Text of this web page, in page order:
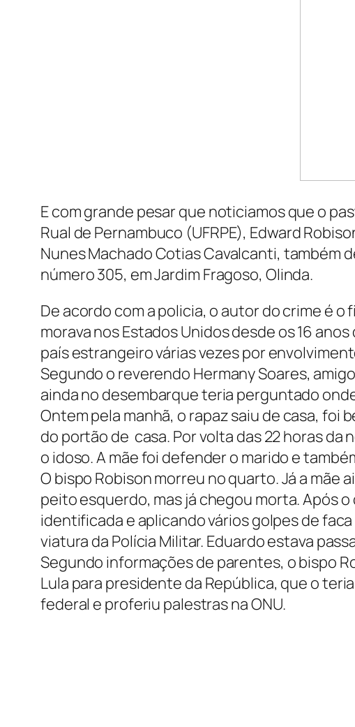
E com grande pesar que noticiamos que o
Rual de Pernambuco (UFRPE), Edward
Nunes Machado Cotias Cavalcanti, também
número 305, em Jardim Fragoso, Olinda.
De acordo com a policia, o autor do crime é
morava nos Estados Unidos desde os 16
país estrangeiro várias vezes por
Segundo o reverendo Hermany Soares,
ainda no desembarque teria perguntado
Ontem pela manhã, o rapaz saiu de casa, foi
do portão de casa. Por volta das 22 horas
o idoso. A mãe foi defender o marido e
O bispo Robison morreu no quarto. Já a mãe
peito esquerdo, mas já chegou morta. Após
identificada e aplicando vários golpes de
viatura da Polícia Militar. Eduardo estava
Segundo informações de parentes, o bispo
Lula para presidente da República, que o
federal e proferiu palestras na ONU.